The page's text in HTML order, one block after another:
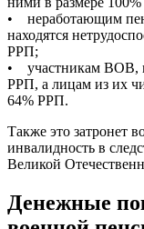
• неработающим
находятся
РРП;
• участникам ВОВ,
РРП, а лицам из их
64% РРП.
Также это затронет
инвалидность в
Великой
Денежные